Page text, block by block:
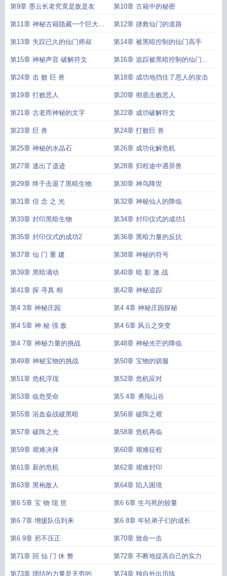
第9章 墨云长老究竟是敌是友 第10章 古籍中的秘密
第11章 神秘古籍隐藏一个巨大的
秘密
第12章 拯救仙门的道路
第13章 失踪已久的仙门师叔 第14章 被黑暗控制的仙门高手
第15章 神秘声音 破解符文 第16章 追踪被黑暗控制的仙门高
手
第24章 击 败 巨 兽 第18章 成功地挡住了恶人的攻击
第19章 打败恶人 第20章 彻底击败恶人
第21章 古老而神秘的文字 第22章 成功破解符文
第23章 巨 兽 第24章 打败巨 兽
第25章 神秘的水晶石 第26章 成功化解危机
第27章 逃出了遗迹 第28章 归程途中遇异兽
第29章 终于击退了黑暗生物 第30章 神鸟降世
第31章 信 念 之 光 第32章 神秘仙人的降临
第33章 封印黑暗生物 第34章 封印仪式的成功1
第35章 封印仪式的成功2 第36章 黑暗力量的反抗
第37章 仙 门 重 建 第38章 神秘的符号
第39章 黑暗涌动 第40章 暗 影 激 战
第41章 探 寻真 相 第42章 神秘追踪
第4 3章 神秘庄园 第4 4章 神秘庄园探秘
第4 5章 神 秘 强 敌 第4 6章 风云之突变
第4 7章 神秘力量的挑战 第48章 神秘光芒的降临
第49章 神秘宝物的挑战 第50章 宝物的驯服
第51章 危机浮现 第52章 危机应对
第53章 临危受命 第5 4章 勇闯山谷
第55章 浴血奋战破黑暗 第56章 破阵之艰
第57章 破阵之光 第58章 危机再临
第59章 艰难决择 第60章 艰难征程
第61章 新的危机 第62章 艰难封印
第63章 黑袍敌人 第64章 陷入困境
第6 5章 宝 物 现 世 第6 6章 生与死的较量
第6 7章 增援队伍到来 第6 8章 年轻弟子们的成长
第6 9章 邪不压正 第70章 致命一击
第71章 回 仙 门 休 整 第72章 不断地提高自己的实力
第73章 团结的力量是无穷的 第74章 独自外出历练